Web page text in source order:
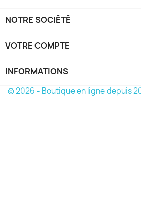
NOTRE SOCIÉTÉ
VOTRE COMPTE
INFORMATIONS
© 2026 - Boutique en ligne depuis